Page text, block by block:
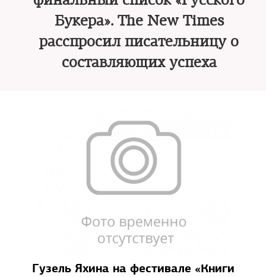
Букера». The New Times
расспросил писательницу о
составляющих успеха
Гузель Яхина на фестивале «Книги